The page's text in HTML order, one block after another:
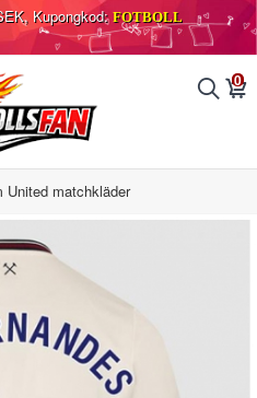
Kupongkod: FOTBOLL
󰂨 0
󰃦
United matchkläder